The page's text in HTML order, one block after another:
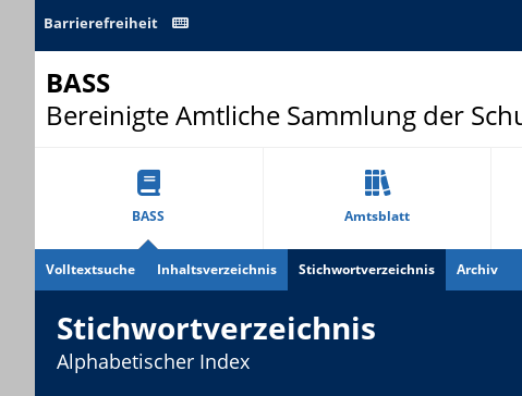
Barrierefreiheit
BASS
Bereinigte Amtliche Sammlung der
BASS Amtsblatt
Volltextsuche Inhaltsverzeichnis Stichwortverzeichnis Archiv
Stichwortverzeichnis
Alphabetischer Index